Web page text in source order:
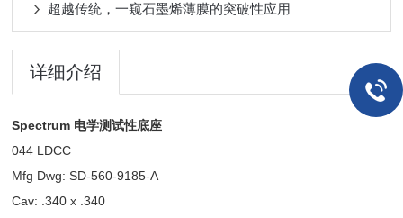
超越传统，一窥石墨烯薄膜的突破性应用
详细介绍
Spectrum 电学测试性底座
044 LDCC
Mfg Dwg: SD-560-9185-A
Cav: .340 x .340